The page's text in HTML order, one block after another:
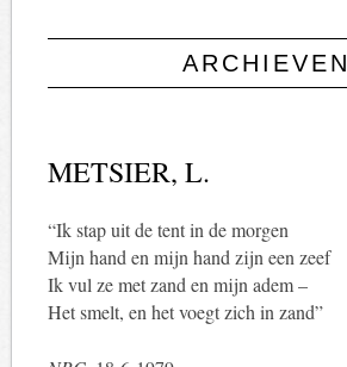
springen
ARCHIEVEN
METSIER, L.
“Ik stap uit de tent in de morgen
Mijn hand en mijn hand zijn een zeef
Ik vul ze met zand en mijn adem –
Het smelt, en het voegt zich in zand”